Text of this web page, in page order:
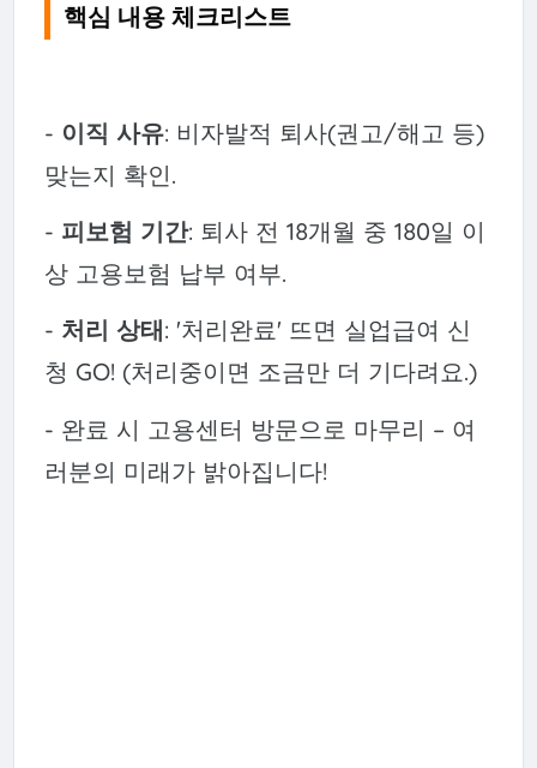
핵심 내용 체크리스트
- 이직 사유: 비자발적 퇴사(권고/해고 등)
맞는지 확인.
- 피보험 기간: 퇴사 전 18개월 중 180일 이
상 고용보험 납부 여부.
- 처리 상태: '처리완료' 뜨면 실업급여 신
청 GO! (처리중이면 조금만 더 기다려요.)
- 완료 시 고용센터 방문으로 마무리 – 여
러분의 미래가 밝아집니다!